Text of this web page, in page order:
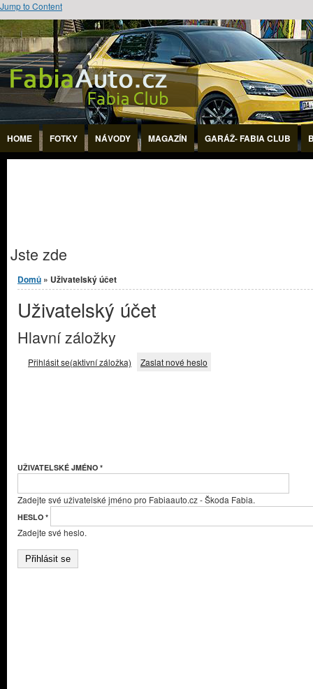
Jump to Content
HOME FOTKY NÁVODY MAGAZÍN GARÁŽ- FABIA CLUB
Jste zde
Domů » Uživatelský účet
Uživatelský účet
Hlavní záložky
Přihlásit se(aktivní záložka) Zaslat nové heslo
UŽIVATELSKÉ JMÉNO *
Zadejte své uživatelské jméno pro Fabiaauto.cz - Škoda Fabia.
HESLO *
Zadejte své heslo.